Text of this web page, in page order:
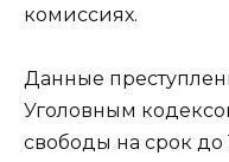
комиссиях.
Данные
Уголовным
свободы на срок до